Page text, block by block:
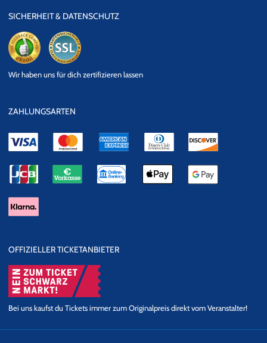
SICHERHEIT & DATENSCHUTZ
Datensicherheit
Wir haben uns für dich zertifizieren lassen
ZAHLUNGSARTEN
OFFIZIELLER TICKETANBIETER
Bei uns kaufst du Tickets immer zum Originalpreis direkt vom Veranstalter!